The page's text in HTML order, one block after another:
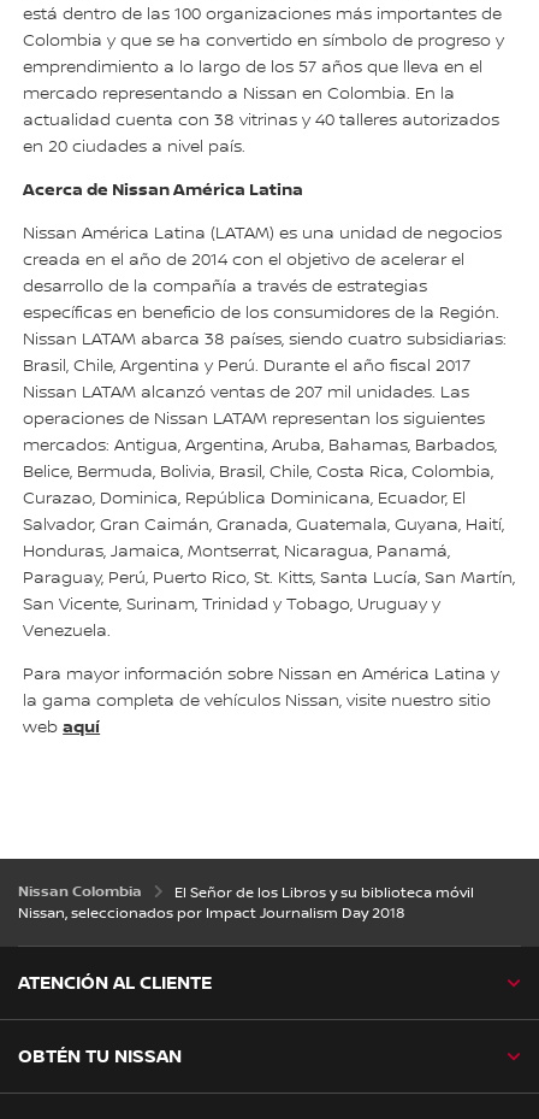
está dentro de las 100 organizaciones más importantes de
Colombia y que se ha convertido en símbolo de progreso y
emprendimiento a lo largo de los 57 años que lleva en el
mercado representando a Nissan en Colombia. En la
actualidad cuenta con 38 vitrinas y 40 talleres autorizados
en 20 ciudades a nivel país.
Acerca de Nissan América Latina
Nissan América Latina (LATAM) es una unidad de negocios
creada en el año de 2014 con el objetivo de acelerar el
desarrollo de la compañía a través de estrategias
específicas en beneficio de los consumidores de la Región.
Nissan LATAM abarca 38 países, siendo cuatro subsidiarias:
Brasil, Chile, Argentina y Perú. Durante el año fiscal 2017
Nissan LATAM alcanzó ventas de 207 mil unidades. Las
operaciones de Nissan LATAM representan los siguientes
mercados: Antigua, Argentina, Aruba, Bahamas, Barbados,
Belice, Bermuda, Bolivia, Brasil, Chile, Costa Rica, Colombia,
Curazao, Dominica, República Dominicana, Ecuador, El
Salvador, Gran Caimán, Granada, Guatemala, Guyana, Haití,
Honduras, Jamaica, Montserrat, Nicaragua, Panamá,
Paraguay, Perú, Puerto Rico, St. Kitts, Santa Lucía, San Martín,
San Vicente, Surinam, Trinidad y Tobago, Uruguay y
Venezuela.
Para mayor información sobre Nissan en América Latina y
la gama completa de vehículos Nissan, visite nuestro sitio
webaquí
Nissan Colombia
El Señor de los Libros y su biblioteca móvil
Nissan, seleccionados por Impact Journalism Day 2018
ATENCIÓN AL CLIENTE
OBTÉN TU NISSAN